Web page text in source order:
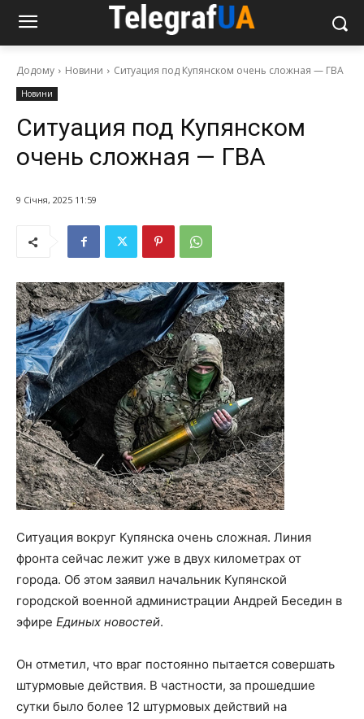
Додому Новини Ситуация под Купянском очень сложная — ГВА
Новини
Ситуация под Купянском
очень сложная — ГВА
9 Січня, 2025 11:59
Ситуация вокруг Купянска очень сложная. Линия
фронта сейчас лежит уже в двух километрах от
города. Об этом заявил начальник Купянской
городской военной администрации Андрей Беседин в
эфире Единых новостей.
Он отметил, что враг постоянно пытается совершать
штурмовые действия. В частности, за прошедшие
сутки было более 12 штурмовых действий на